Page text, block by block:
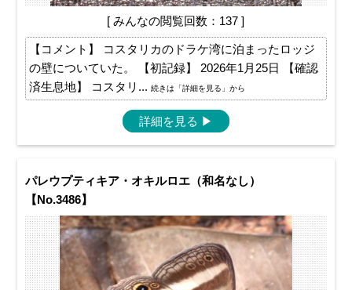
[ みんなの閲覧回数：137 ]
【コメント】 コスタリカのドラケ湾に泊まったロッジ
の壁についていた。 【初記録】 2026年1月25日 【確認
済生息地】 コスタリ... 続きは「詳細を見る」から
詳細を見る ▶
パレウプティキア・オキルロエ（和名なし）
【No.3486】